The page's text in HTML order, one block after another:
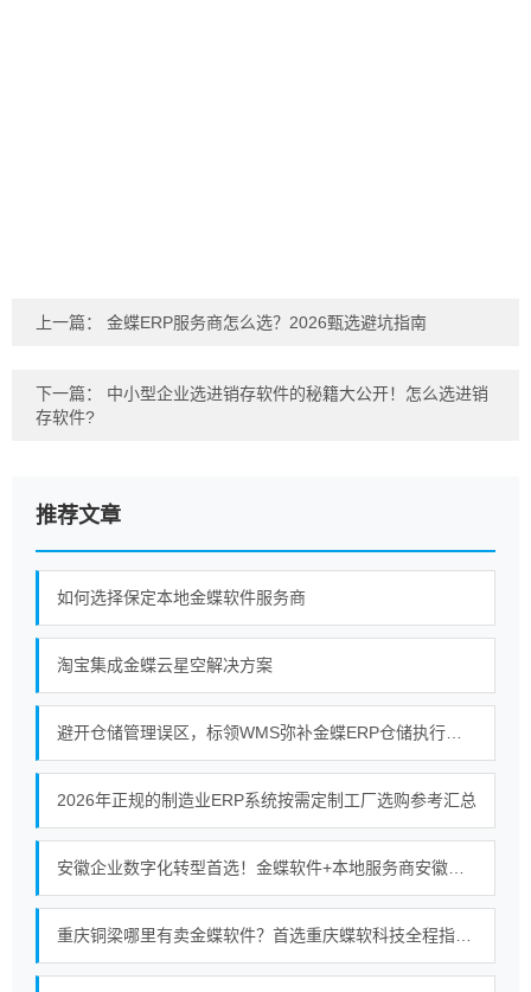
上一篇： 金蝶ERP服务商怎么选？2026甄选避坑指南
下一篇： 中小型企业选进销存软件的秘籍大公开！怎么选进销
存软件?
推荐文章
如何选择保定本地金蝶软件服务商
淘宝集成金蝶云星空解决方案
2026年正规的制造业ERP系统按需定制工厂选购参考汇总